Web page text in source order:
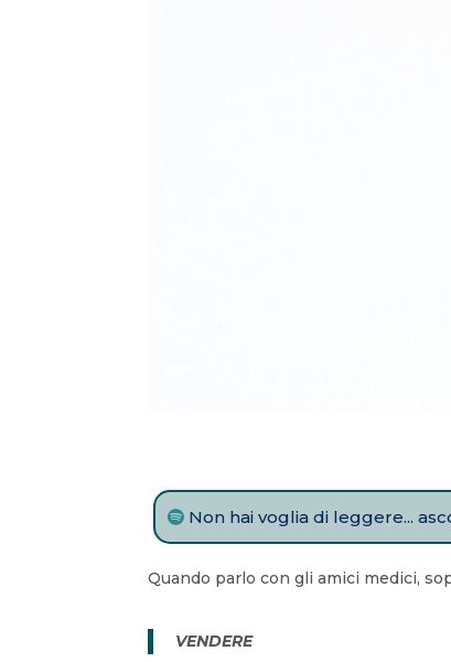
Non hai voglia di leggere...
Quando parlo con gli amici medici,
VENDERE